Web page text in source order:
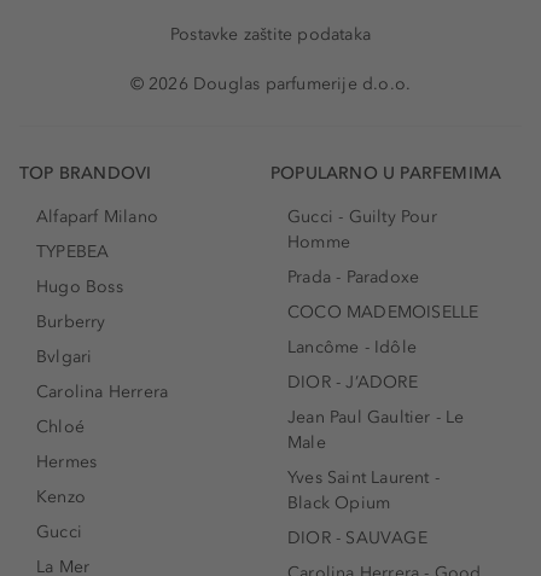
Postavke zaštite podataka
© 2026 Douglas parfumerije d.o.o.
TOP BRANDOVI
Alfaparf Milano
TYPEBEA
Hugo Boss
Burberry
Bvlgari
Carolina Herrera
Chloé
Hermes
Kenzo
Gucci
La Mer
POPULARNO U PARFEMIMA
Gucci - Guilty Pour
Homme
Prada - Paradoxe
COCO MADEMOISELLE
Lancôme - Idôle
DIOR - J’ADORE
Jean Paul Gaultier - Le
Male
Yves Saint Laurent -
Black Opium
DIOR - SAUVAGE